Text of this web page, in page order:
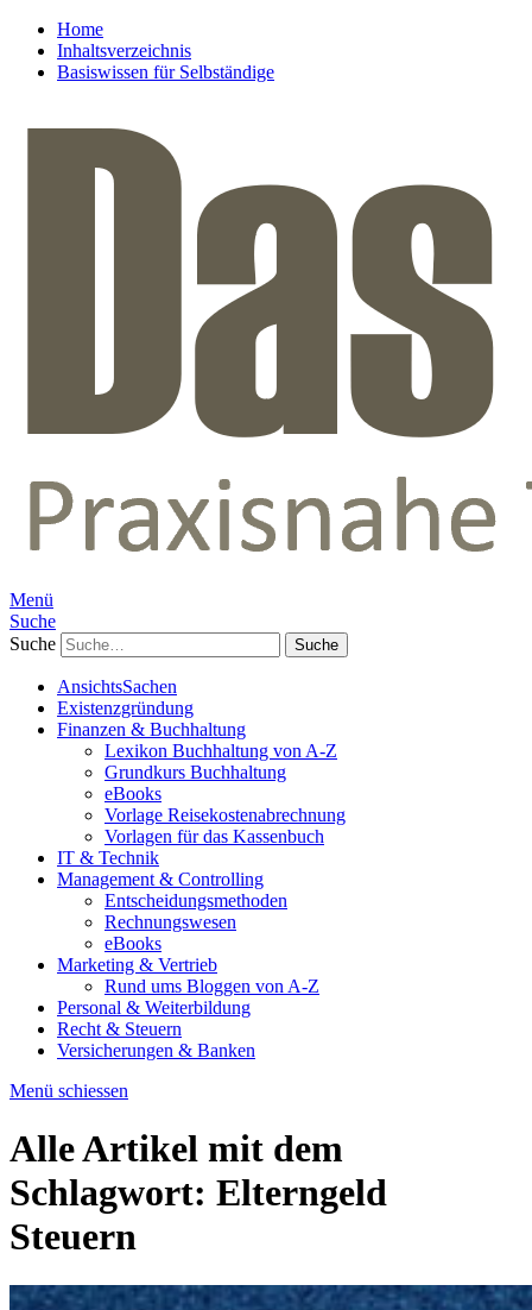
Home
Inhaltsverzeichnis
Basiswissen für Selbständige
Menü
Suche
Suche
AnsichtsSachen
Existenzgründung
Finanzen & Buchhaltung
Lexikon Buchhaltung von A-Z
Grundkurs Buchhaltung
eBooks
Vorlage Reisekostenabrechnung
Vorlagen für das Kassenbuch
IT & Technik
Management & Controlling
Entscheidungsmethoden
Rechnungswesen
eBooks
Marketing & Vertrieb
Rund ums Bloggen von A-Z
Personal & Weiterbildung
Recht & Steuern
Versicherungen & Banken
Menü schiessen
Alle Artikel mit dem
Schlagwort: Elterngeld
Steuern